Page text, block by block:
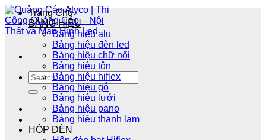
Trang Chủ
BẢNG HIỆU
Bảng hiệu alu
Bảng hiệu đèn led
Bảng hiệu chữ nổi
Bảng hiệu tôn
Bảng hiệu hiflex
Bảng hiệu gỗ
Bảng hiệu lưới
Bảng hiệu pano
Bảng hiệu thanh lam
HỘP ĐÈN